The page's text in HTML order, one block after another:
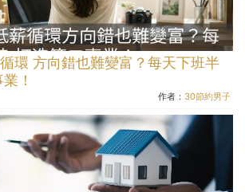
環 方向錯也難變富？每天下班半
！
作者： 30節約男子